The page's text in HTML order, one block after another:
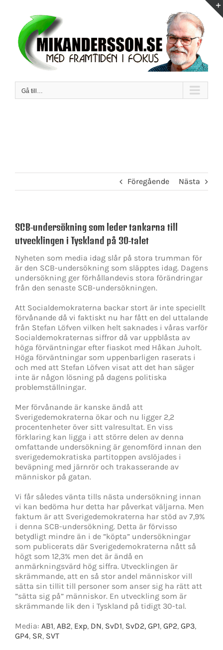
innehållet
Gå till…
Föregående Nästa
SCB-undersökning som leder tankarna till
utvecklingen i Tyskland på 30-talet
Nyheten som media idag slår på stora trumman för
är den SCB-undersökning som släpptes idag. Dagens
undersökning ger förhållandevis stora förändringar
från den senaste SCB-undersökningen.
Att Socialdemokraterna backar stort är inte speciellt
förvånande då vi faktiskt nu har fått en del uttalande
från Stefan Löfven vilken helt saknades i våras varför
Socialdemokraternas siffror då var uppblåsta av
höga förväntningar efter fiaskot med Håkan Juholt.
Höga förväntningar som uppenbarligen raserats i
och med att Stefan Löfven visat att det han säger
inte är någon lösning på dagens politiska
problemställningar.
Mer förvånande är kanske ändå att
Sverigedemokraterna ökar och nu ligger 2,2
procentenheter över sitt valresultat. En viss
förklaring kan ligga i att större delen av denna
omfattande undersökning är genomförd innan den
sverigedemokratiska partitoppen avslöjades i
beväpning med järnrör och trakasserande av
människor på gatan.
Vi får således vänta tills nästa undersökning innan
vi kan bedöma hur detta har påverkat väljarna. Men
faktum är att Sverigedemokraterna har stöd av 7,9%
i denna SCB-undersökning. Detta är förvisso
betydligt mindre än i de ”köpta” undersökningar
som publicerats där Sverigedemokraterna nått så
högt som 12,3% men det är ändå en
anmärkningsvärd hög siffra. Utvecklingen är
skrämmande, att en så stor andel människor vill
sätta sin tillit till personer som anser sig ha rätt att
”sätta sig på” människor. En utveckling som är
skrämmande lik den i Tyskland på tidigt 30-tal.
Media: AB1, AB2, Exp, DN, SvD1, SvD2, GP1, GP2, GP3,
GP4, SR, SVT